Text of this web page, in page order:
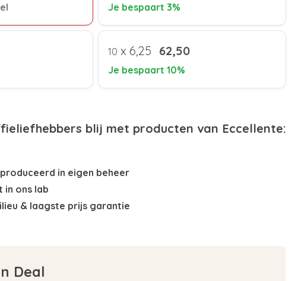
Je bespaart 3%
10 x 6,25 62,50
Je bespaart 10%
blij met producten van Eccellente:
in eigen beheer
in ons lab
& laagste prijs garantie
Deal